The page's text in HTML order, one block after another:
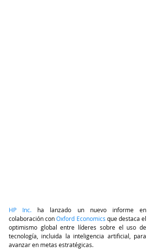
HP Inc. ha lanzado un nuevo informe en
colaboración con Oxford Economics que destaca el
optimismo global entre líderes sobre el uso de
tecnología, incluida la inteligencia artificial, para
avanzar en metas estratégicas.